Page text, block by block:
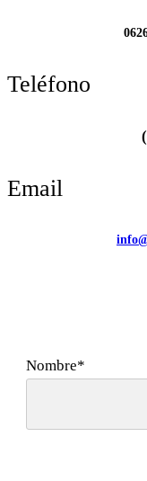
Teléfono
Email
Nombre*